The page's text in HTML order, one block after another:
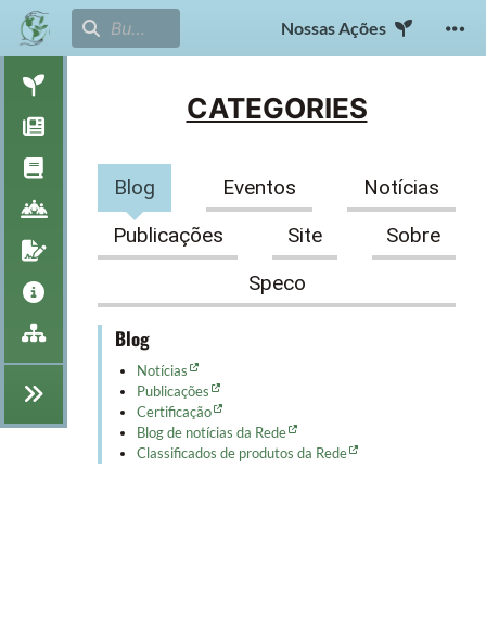
Nossas Ações
CATEGORIES
Blog Eventos
Notícias
Publicações
Site
Sobre
Speco
Blog
Notícias
Publicações
Certificação
Blog de notícias da Rede
Classificados de produtos da Rede